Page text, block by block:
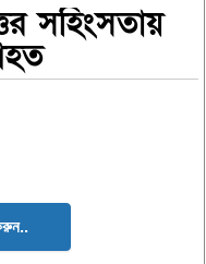
সহিংসতায়